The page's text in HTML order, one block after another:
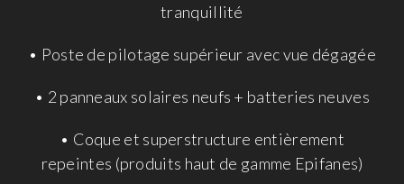
tranquillité
• Poste de pilotage supérieur avec vue dégagée
• 2 panneaux solaires neufs + batteries neuves
• Coque et superstructure entièrement
repeintes (produits haut de gamme Epifanes)